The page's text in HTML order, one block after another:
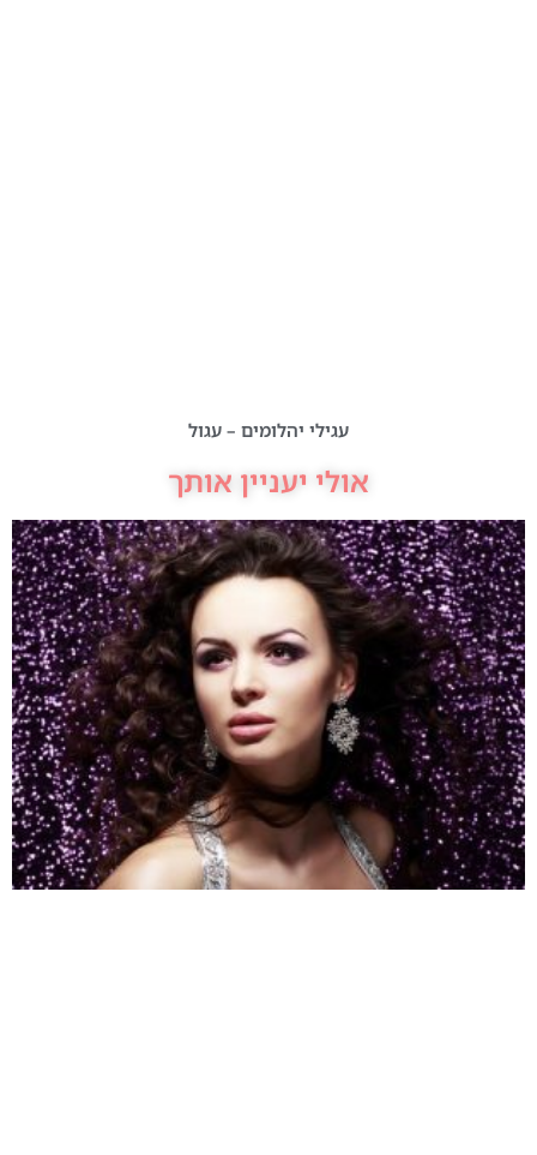
עגילי יהלומים – עגול
אולי יעניין אותך